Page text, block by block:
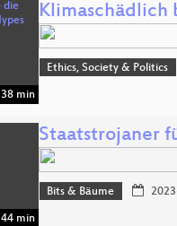
38 min
Klimaschädlich
Ethics, Society & Politics
44 min
Staatstrojaner
Bits & Bäume